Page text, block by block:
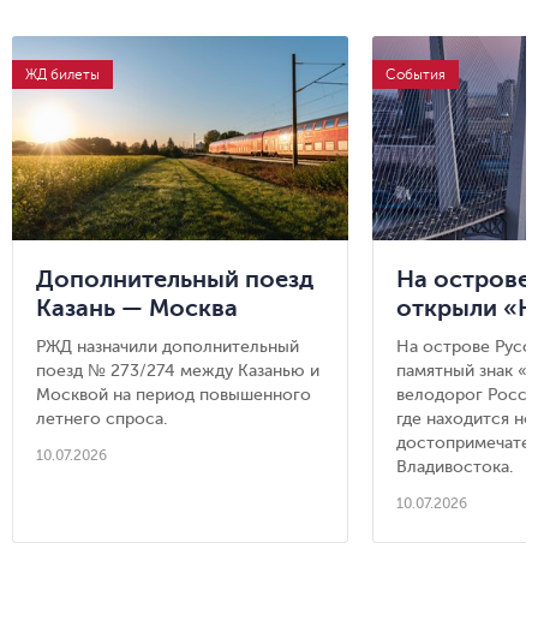
ЖД билеты
Дополнительный поезд
Казань — Москва
РЖД назначили дополнительный
поезд № 273/274 между Казанью и
Москвой на период повышенного
летнего спроса.
10.07.2026
События
На острове
открыли
километр
России» —
На острове
памятный знак
велодорог
где находится
Владивостока.
10.07.2026